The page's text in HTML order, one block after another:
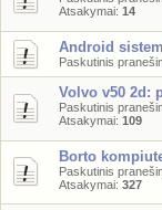
Atsakymai: 14
Android
Paskutinis
Volvo v50 2d:
Paskutinis
Atsakymai: 109
Borto
Paskutinis
Atsakymai: 327